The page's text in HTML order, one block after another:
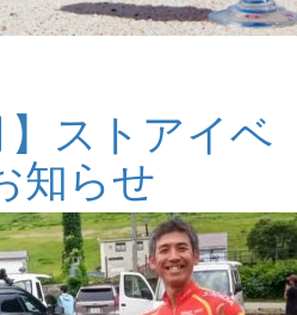
】ストアイベ
知らせ